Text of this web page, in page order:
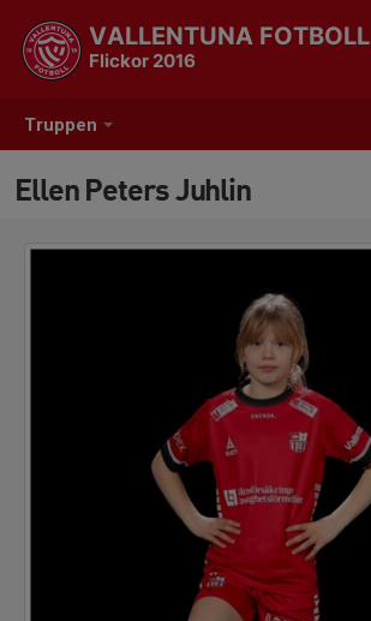
Truppen
VALLENTUNA FOTBOLL
Flickor 2016
Ellen Peters Juhlin